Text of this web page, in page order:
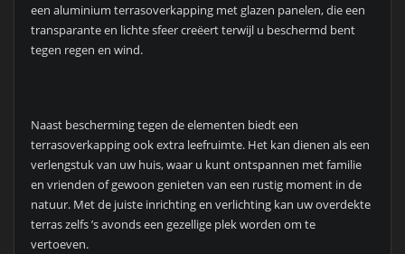
een aluminium terrasoverkapping met glazen panelen, die een
transparante en lichte sfeer creëert terwijl u beschermd bent
tegen regen en wind.
Naast bescherming tegen de elementen biedt een
terrasoverkapping ook extra leefruimte. Het kan dienen als een
verlengstuk van uw huis, waar u kunt ontspannen met familie
en vrienden of gewoon genieten van een rustig moment in de
natuur. Met de juiste inrichting en verlichting kan uw overdekte
terras zelfs ’s avonds een gezellige plek worden om te
vertoeven.